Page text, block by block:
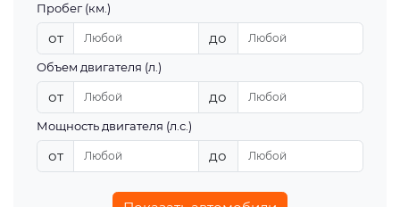
Пробег (км.)
от до
Объем двигателя (л.)
от до
Мощность двигателя (л.с.)
от до